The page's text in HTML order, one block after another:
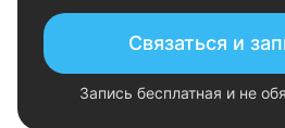
Связаться и
Запись бесплатная и не